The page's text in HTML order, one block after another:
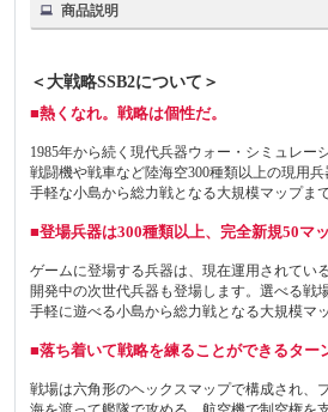
商品説明
＜大戦略SSB2について＞
■熱くなれ。戦略は個性だ。
1985年から続く現代兵器ウォー・シミュレー
戦闘機や戦車など陸海空300種類以上の現用
手軽な小島から総力戦となる大規模マップま
■登場兵器は300種類以上、完全新規50マ
ゲームに登場する兵器は、現在運用されてい
開発中の次世代兵器も登場します。選べる戦
手軽に遊べる小島から総力戦となる大規模マ
■落ち着いて戦略を練ることができるター
戦場は六角形のヘックスマップで構成され、